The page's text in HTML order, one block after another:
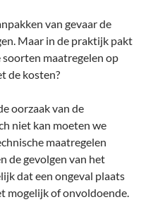
van gevaar de
Maar in de praktijk pakt
soorten maatregelen op
de kosten?
oorzaak van de
niet kan moeten we
maatregelen
de gevolgen van het
dat een ongeval plaats
mogelijk of onvoldoende.